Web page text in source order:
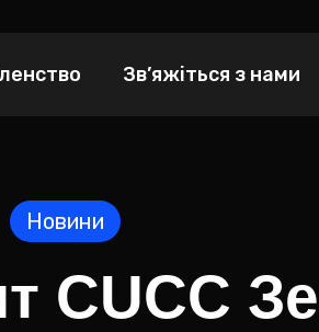
Зв’яжіться з нами
Новини
CUCC